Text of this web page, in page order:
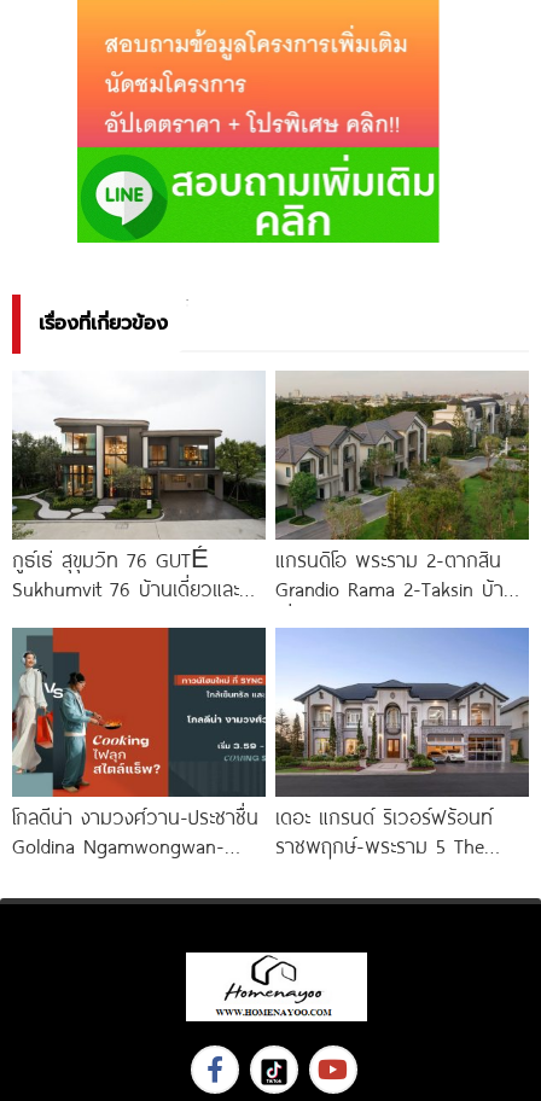
เรื่องที่เกี่ยวข้อง
กูธ์เธ่ สุขุมวิท 76 GUTÉ
Sukhumvit 76 บ้านเดี่ยวและ
ริ่ง
แกรนดิโอ พระราม 2-ตากสิน
Grandio Rama 2-Taksin บ้าน
โกลดีน่า งามวงศ์วาน-ประชาชื่น
Goldina Ngamwongwan-
ใกล้ Central และ The Mall
เดอะ แกรนด์ ริเวอร์ฟร้อนท์
ราชพฤกษ์-พระราม 5 The
Ratchapruek-Rama 5